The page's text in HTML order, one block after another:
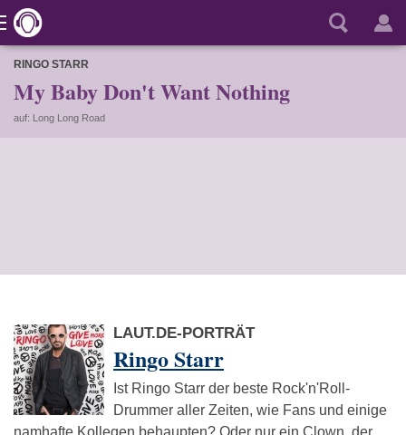
RINGO STARR
My Baby Don't Want Nothing
auf: Long Long Road
LAUT.DE-PORTRÄT
Ringo Starr
Ist Ringo Starr der beste Rock'n'Roll-
Drummer aller Zeiten, wie Fans und einige
namhafte Kollegen behaupten? Oder nur ein Clown, der